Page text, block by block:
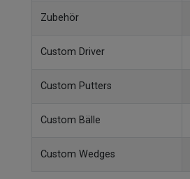
Zubehör
Custom Driver
Custom Putters
Custom Bälle
Custom Wedges